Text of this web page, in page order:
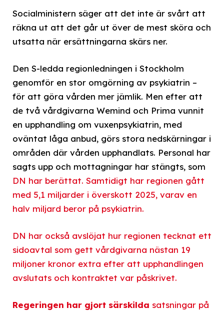
Socialministern säger att det inte är svårt att
räkna ut att det går ut över de mest sköra och
utsatta när ersättningarna skärs ner.
Den S-ledda regionledningen i Stockholm
genomför en stor omgörning av psykiatrin –
för att göra vården mer jämlik. Men efter att
de två vårdgivarna Wemind och Prima vunnit
en upphandling om vuxenpsykiatrin, med
oväntat låga anbud, görs stora nedskärningar i
områden där vården upphandlats. Personal har
sagts upp och mottagningar har stängts, som
DN har berättat. Samtidigt har regionen gått
med 5,1 miljarder i överskott 2025, varav en
halv miljard beror på psykiatrin.
DN har också avslöjat hur regionen tecknat ett
sidoavtal som gett vårdgivarna nästan 19
miljoner kronor extra efter att upphandlingen
avslutats och kontraktet var påskrivet.
Regeringen har gjort särskilda satsningar på